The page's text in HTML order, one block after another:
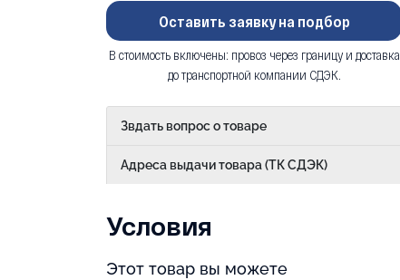
Оставить заявку на подбор
В стоимость включены: провоз через границу и доставка
до транспортной компании СДЭК.
Звдать вопрос о товаре
Адреса выдачи товара (ТК СДЭК)
Условия
Этот товар вы можете